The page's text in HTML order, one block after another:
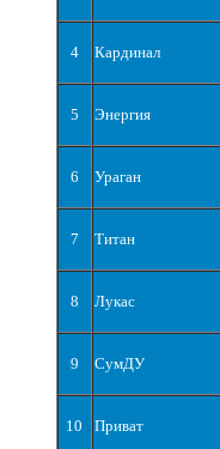
4 Кардинал
5 Энергия
6 Ураган
7 Титан
8 Лукас
9 СумДУ
10 Приват